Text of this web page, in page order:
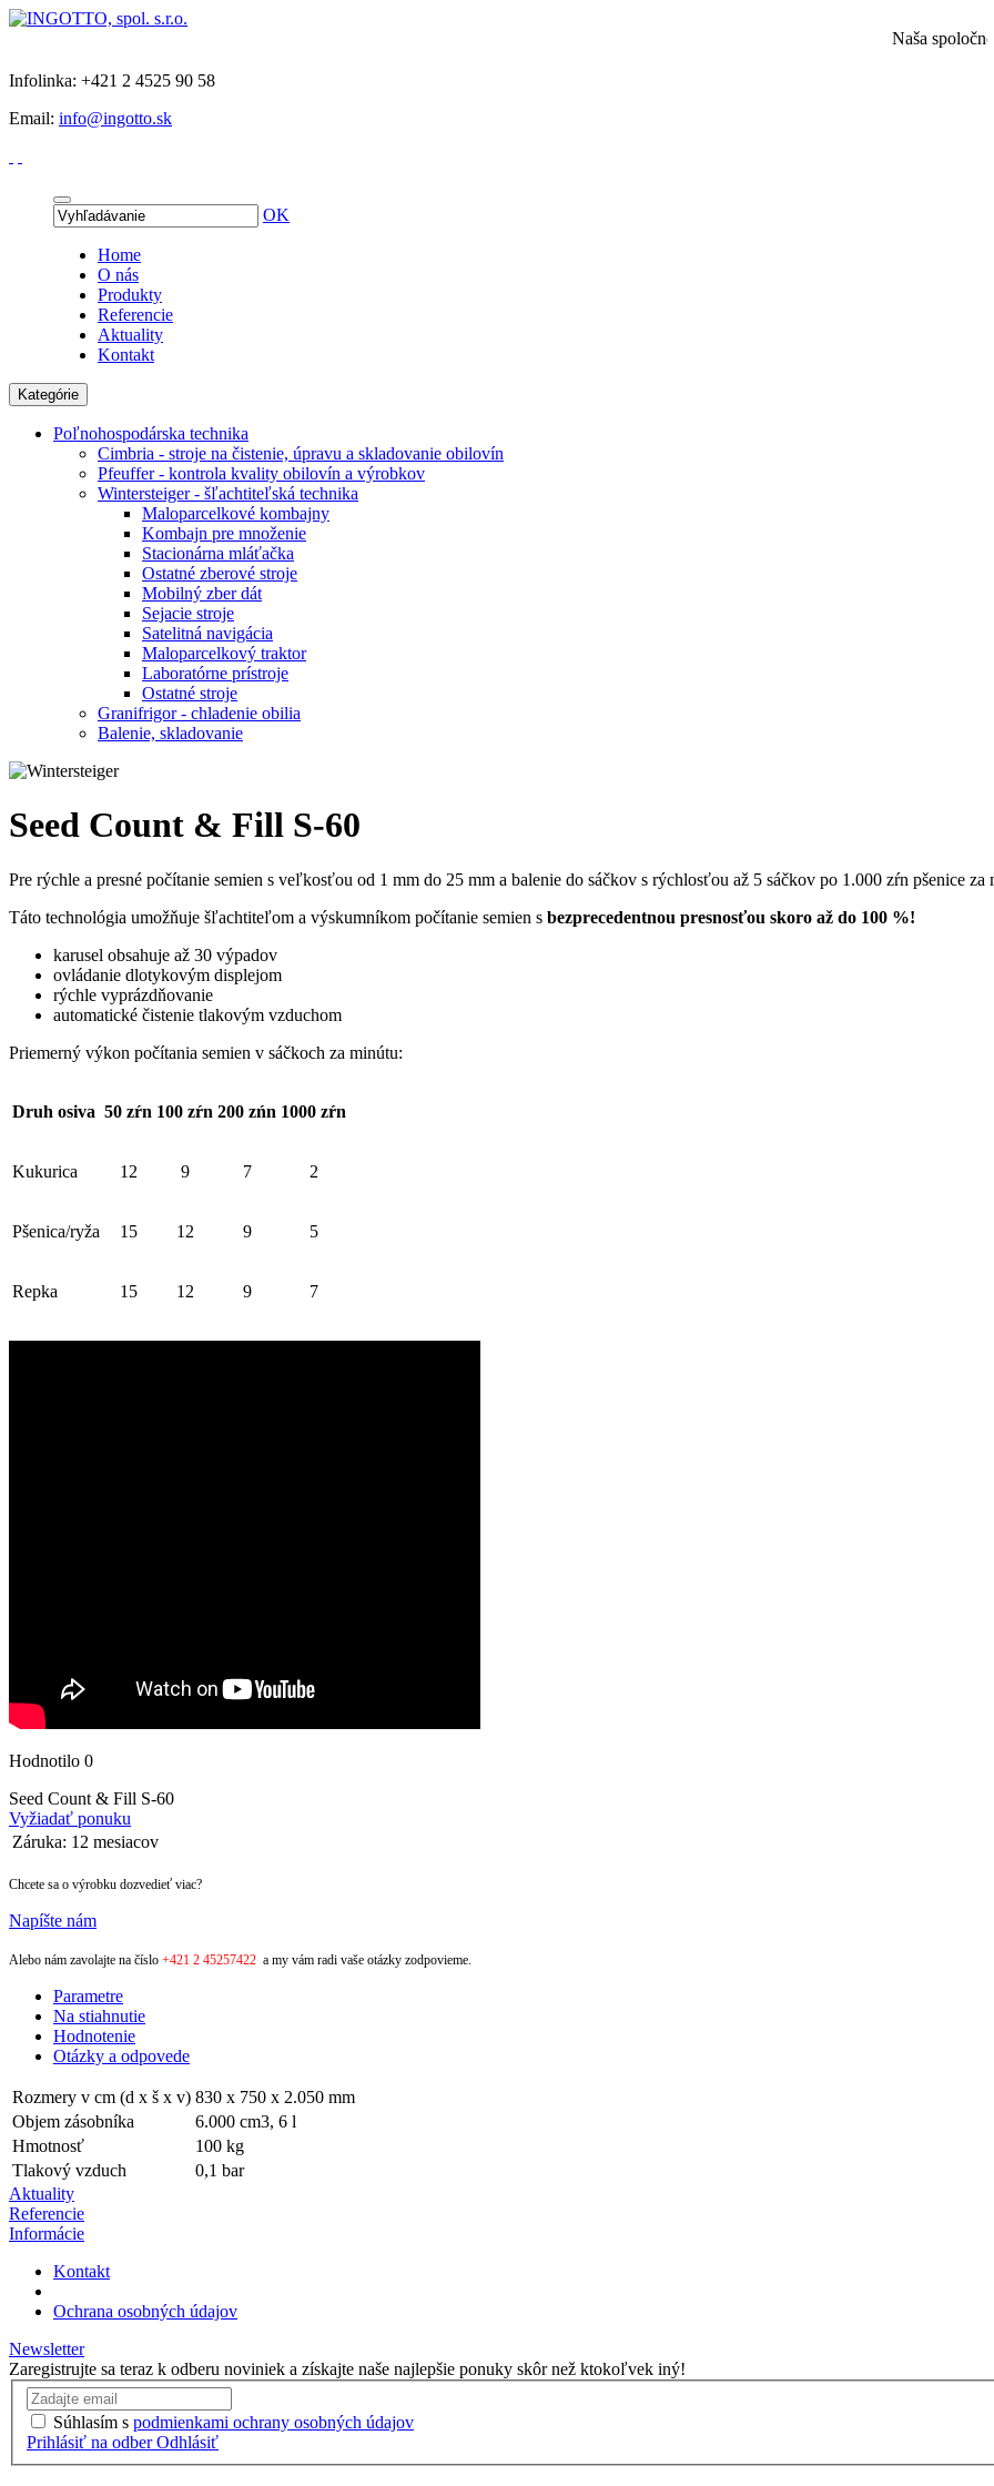
Naša
Infolinka: +421 2 4525 90 58
Email: info@ingotto.sk
OK
Home
O nás
Produkty
Referencie
Aktuality
Kontakt
Kategórie
Poľnohospodárska technika
Cimbria - stroje na čistenie, úpravu a skladovanie obilovín
Pfeuffer - kontrola kvality obilovín a výrobkov
Wintersteiger - šľachtiteľská technika
Maloparcelkové kombajny
Kombajn pre množenie
Stacionárna mláťačka
Ostatné zberové stroje
Mobilný zber dát
Sejacie stroje
Satelitná navigácia
Maloparcelkový traktor
Laboratórne prístroje
Ostatné stroje
Granifrigor - chladenie obilia
Balenie, skladovanie
Seed Count & Fill S-60
Pre rýchle a presné počítanie semien s veľkosťou od 1 mm do 25 mm a balenie do sáčkov s rýchlosťou až 5 sáčkov po 1.000 zŕn pšenice za
Táto technológia umožňuje šľachtiteľom a výskumníkom počítanie semien s bezprecedentnou presnosťou skoro až do 100 %!
karusel obsahuje až 30 výpadov
ovládanie dlotykovým displejom
rýchle vyprázdňovanie
automatické čistenie tlakovým vzduchom
Priemerný výkon počítania semien v sáčkoch za minútu:
Druh osiva 50 zŕn 100 zŕn 200 zńn 1000 zŕn
Kukurica 12 9 7 2
Pšenica/ryža 15 12 9 5
Repka 15 12 9 7
Hodnotilo 0
Seed Count & Fill S-60
Vyžiadať ponuku
Záruka: 12 mesiacov
Chcete sa o výrobku dozvedieť viac?
Napíšte nám
Alebo nám zavolajte na číslo +421 2 45257422 a my vám radi vaše otázky zodpovieme.
Parametre
Na stiahnutie
Hodnotenie
Otázky a odpovede
Rozmery v cm (d x š x v) 830 x 750 x 2.050 mm
Objem zásobníka
6.000 cm3, 6 l
Hmotnosť
100 kg
Tlakový vzduch
0,1 bar
Aktuality
Referencie
Informácie
Kontakt
Ochrana osobných údajov
Newsletter
Zaregistrujte sa teraz k odberu noviniek a získajte naše najlepšie ponuky skôr než ktokoľvek iný!
Súhlasím s podmienkami ochrany osobných údajov
Prihlásiť na odberOdhlásiť